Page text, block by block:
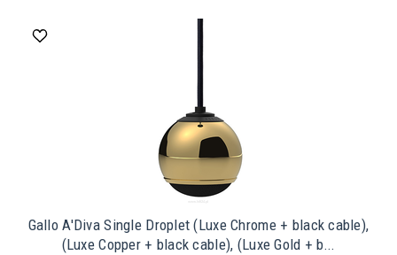
Gallo A'Diva Single Droplet (Luxe Chrome + black cable),
(Luxe Copper + black cable), (Luxe Gold + b...